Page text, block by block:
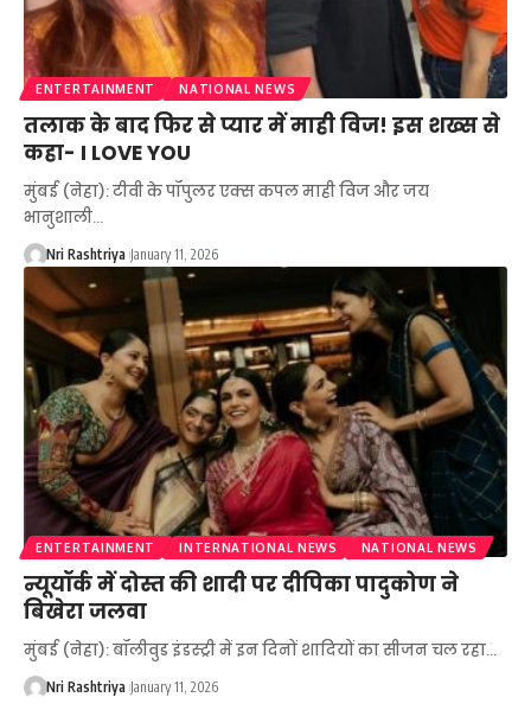
ENTERTAINMENT NATIONAL NEWS
तलाक के बाद फिर से प्यार में माही विज! इस शख्स से
कहा- I LOVE YOU
मुंबई (नेहा): टीवी के पॉपुलर एक्स कपल माही विज और जय
भानुशाली…
Nri Rashtriya January 11, 2026
ENTERTAINMENT INTERNATIONAL NEWS NATIONAL NEWS
न्यूयॉर्क में दोस्त की शादी पर दीपिका पादुकोण ने
बिखेरा जलवा
मुंबई (नेहा): बॉलीवुड इंडस्ट्री में इन दिनों शादियों का सीजन चल रहा…
Nri Rashtriya January 11, 2026